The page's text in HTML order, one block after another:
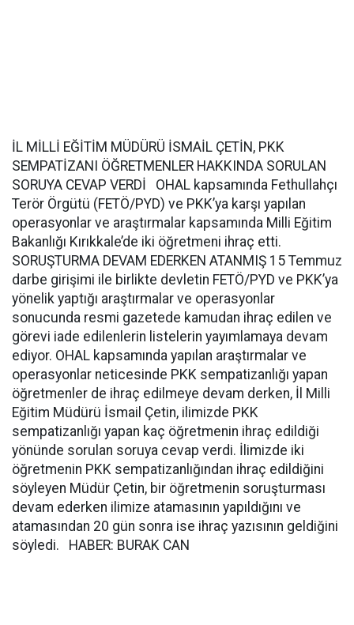
İL MİLLİ EĞİTİM MÜDÜRÜ İSMAİL ÇETİN, PKK
SEMPATİZANI ÖĞRETMENLER HAKKINDA SORULAN
SORUYA CEVAP VERDİ OHAL kapsamında Fethullahçı
Terör Örgütü (FETÖ/PYD) ve PKK’ya karşı yapılan
operasyonlar ve araştırmalar kapsamında Milli Eğitim
Bakanlığı Kırıkkale’de iki öğretmeni ihraç etti.
SORUŞTURMA DEVAM EDERKEN ATANMIŞ 15 Temmuz
darbe girişimi ile birlikte devletin FETÖ/PYD ve PKK’ya
yönelik yaptığı araştırmalar ve operasyonlar
sonucunda resmi gazetede kamudan ihraç edilen ve
görevi iade edilenlerin listelerin yayımlamaya devam
ediyor. OHAL kapsamında yapılan araştırmalar ve
operasyonlar neticesinde PKK sempatizanlığı yapan
öğretmenler de ihraç edilmeye devam derken, İl Milli
Eğitim Müdürü İsmail Çetin, ilimizde PKK
sempatizanlığı yapan kaç öğretmenin ihraç edildiği
yönünde sorulan soruya cevap verdi. İlimizde iki
öğretmenin PKK sempatizanlığından ihraç edildiğini
söyleyen Müdür Çetin, bir öğretmenin soruşturması
devam ederken ilimize atamasının yapıldığını ve
atamasından 20 gün sonra ise ihraç yazısının geldiğini
söyledi. HABER: BURAK CAN